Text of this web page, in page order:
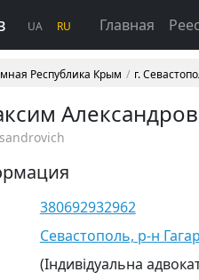
UA RU Главная
Республика Крым г.
380692932962
Севастополь, р-н
(Індивідуальна